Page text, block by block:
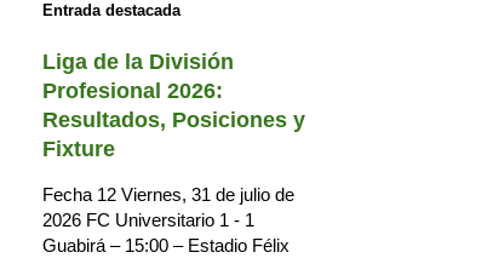
Entrada destacada
Liga de la División
Profesional 2026:
Resultados, Posiciones y
Fixture
Fecha 12 Viernes, 31 de julio de
2026 FC Universitario 1 - 1
Guabirá – 15:00 – Estadio Félix